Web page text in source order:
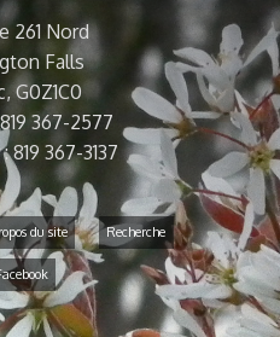
261 Nord
Falls
G0Z1C0
367-2577
367-3137
du site Recherche